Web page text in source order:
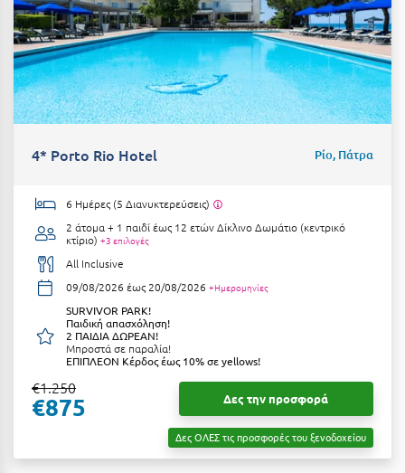
Κεφαλονιά
Κοζάνη
Κοκκώνι Κορινθίας
Κομοτηνή
Κόνιτσα
Κόρινθος
Κορώνη
Κουρούτα Ηλείας
Κουφονήσια
Κρήτη
Κρουαζιέρες
Κύθηρα
4* Porto Rio Hotel Ρίο, Πάτρα
6 Ημέρες (5 Διανυκτερεύσεις)
2 άτομα + 1 παιδί έως 12 ετώνΔίκλινο Δωμάτιο (κεντρικό
κτίριο) +3 επιλογές
All Inclusive
09/08/2026 έως 20/08/2026 +Ημερομηνίες
SURVIVOR PARK!
Παιδική απασχόληση!
2 ΠΑΙΔΙΑ ΔΩΡΕΑΝ!
Μπροστά σε παραλία!
ΕΠΙΠΛΕΟΝ Κέρδος έως 10% σε yellows!
€1.250
€875 Δες την προσφορά
Δες ΟΛΕΣ τις προσφορές του ξενοδοχείου